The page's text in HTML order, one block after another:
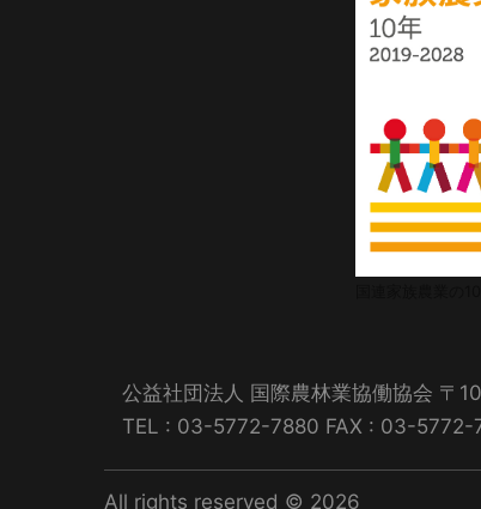
公益社団法人 国際農林業協働協会 〒
TEL : 03-5772-7880 FAX : 03-
All rights reserved © 2026